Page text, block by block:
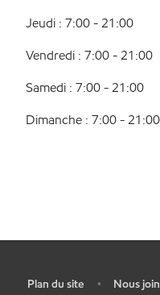
Jeudi : 7:00 - 21:00
Vendredi : 7:00 - 21:00
Samedi : 7:00 - 21:00
Dimanche : 7:00 - 21:00
Plan du site • Nous